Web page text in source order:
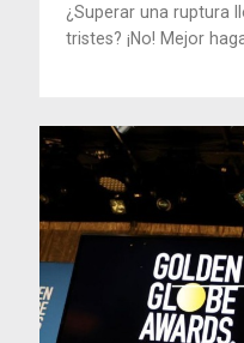
¿Superar una ruptura
tristes? ¡No! Mejor